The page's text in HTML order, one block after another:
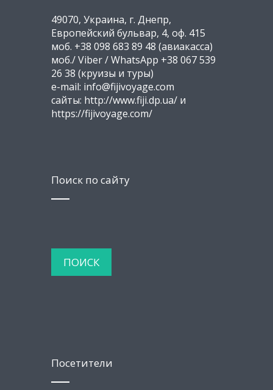
49070, Украина, г. Днепр,
Европейский бульвар, 4, оф. 415
моб. +38 098 683 89 48 (авиакасса)
моб./ Viber / WhatsApp +38 067 539
26 38 (круизы и туры)
e-mail: info@fijivoyage.com
сайты: http://www.fiji.dp.ua/ и
https://fijivoyage.com/
Поиск по сайту
Посетители